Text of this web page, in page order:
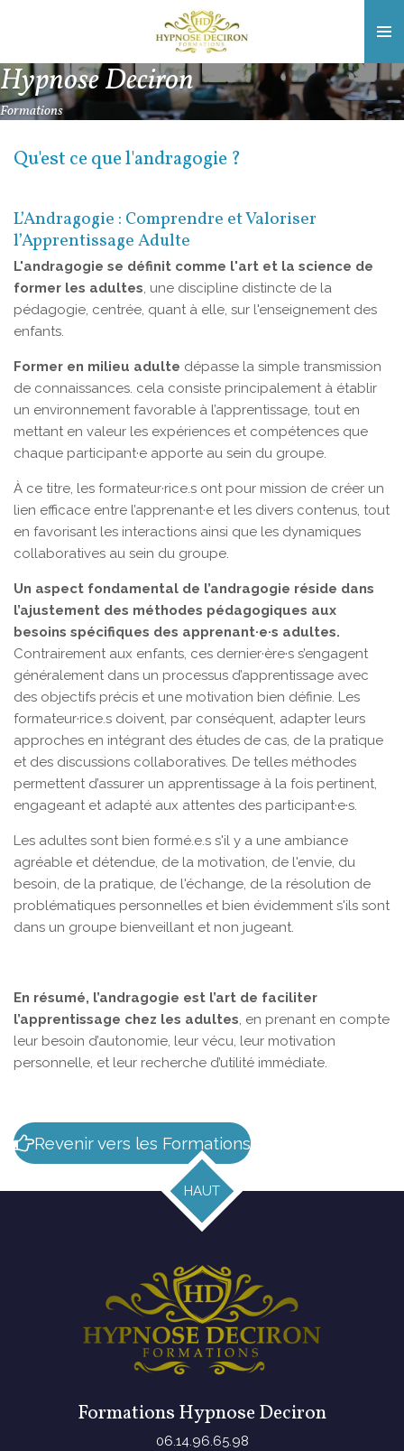
contenu
principal
Hypnose Deciron
Formations
Qu'est ce que l'andragogie ?
L’Andragogie : Comprendre et Valoriser
l’Apprentissage Adulte
L'andragogie se définit comme l'art et la science de
former les adultes , une discipline distincte de la
pédagogie, centrée, quant à elle, sur l'enseignement des
enfants.
Former en milieu adulte dépasse la simple transmission
de connaissances. cela consiste principalement à établir
un environnement favorable à l’apprentissage, tout en
mettant en valeur les expériences et compétences que
chaque participant·e apporte au sein du groupe.
À ce titre, les formateur·rice.s ont pour mission de créer un
lien efficace entre l’apprenant·e et les divers contenus, tout
en favorisant les interactions ainsi que les dynamiques
collaboratives au sein du groupe.
Un aspect fondamental de l’andragogie réside dans
l’ajustement des méthodes pédagogiques aux
besoins spécifiques des apprenant·e·s adultes.
Contrairement aux enfants, ces dernier·ère·s s’engagent
généralement dans un processus d’apprentissage avec
des objectifs précis et une motivation bien définie. Les
formateur·rice.s doivent, par conséquent, adapter leurs
approches en intégrant des études de cas, de la pratique
et des discussions collaboratives. De telles méthodes
permettent d’assurer un apprentissage à la fois pertinent,
engageant et adapté aux attentes des participant·e·s.
Les adultes sont bien formé.e.s s'il y a une ambiance
agréable et détendue, de la motivation, de l'envie, du
besoin, de la pratique, de l'échange, de la résolution de
problématiques personnelles et bien évidemment s'ils sont
dans un groupe bienveillant et non jugeant.
En résumé, l’andragogie est l’art de faciliter
l’apprentissage chez les adultes , en prenant en compte
leur besoin d’autonomie, leur vécu, leur motivation
personnelle, et leur recherche d’utilité immédiate.
Revenir vers les Formations
HAUT
Formations Hypnose Deciron
06.14.96.65.98